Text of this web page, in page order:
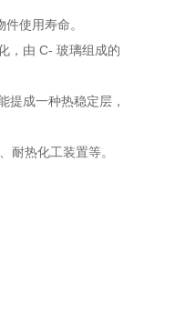
使用寿命。
，由 C- 玻璃组成的
提成一种热稳定层，
耐热化工装置等。